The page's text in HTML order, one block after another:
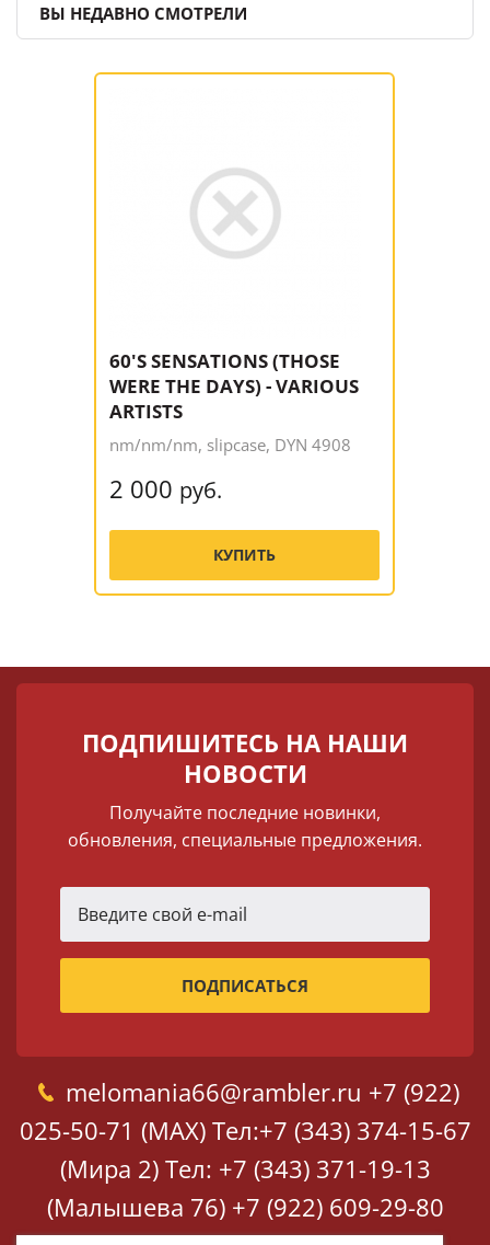
ВЫ НЕДАВНО СМОТРЕЛИ
60'S SENSATIONS (THOSE
WERE THE DAYS) - VARIOUS
ARTISTS
nm/nm/nm, slipcase, DYN 4908
2 000 руб.
КУПИТЬ
ПОДПИШИТЕСЬ НА НАШИ
НОВОСТИ
Получайте последние новинки,
обновления, специальные предложения.
melomania66@rambler.ru +7 (922)
025-50-71 (MAX) Тел:+7 (343) 374-15-67
(Мира 2) Тел: +7 (343) 371-19-13
(Малышева 76) +7 (922) 609-29-80